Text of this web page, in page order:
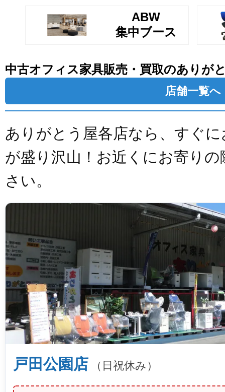
ABW
集中ブース
中古オフィス家具販売・買取のありが
店舗一覧へ
ありがとう屋各店なら、すぐ
が盛り沢山！お近くにお寄り
さい。
戸田公園店 （日祝休み）